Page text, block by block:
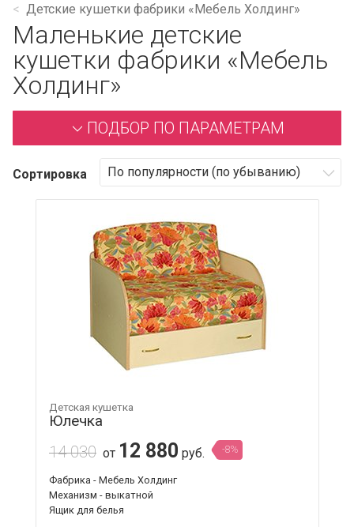
Детские кушетки фабрики «Мебель Холдинг»
Маленькие детские
кушетки фабрики «Мебель
Холдинг»
ПОДБОР ПО ПАРАМЕТРАМ
Сортировка
Детская кушетка
Юлечка
14 030 от 12 880 руб. -8%
Фабрика - Мебель Холдинг
Механизм - выкатной
Ящик для белья